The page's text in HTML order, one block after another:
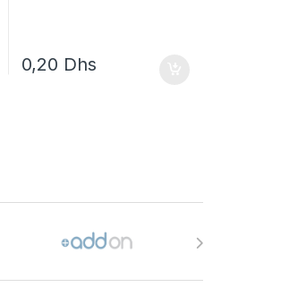
0,20 Dhs